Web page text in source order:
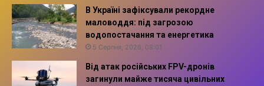
В Україні зафіксували рекордне
маловоддя: під загрозою
водопостачання та енергетика
5 Серпня, 2026, 08:01
Від атак російських FPV-дронів
загинули майже тисяча цивільних